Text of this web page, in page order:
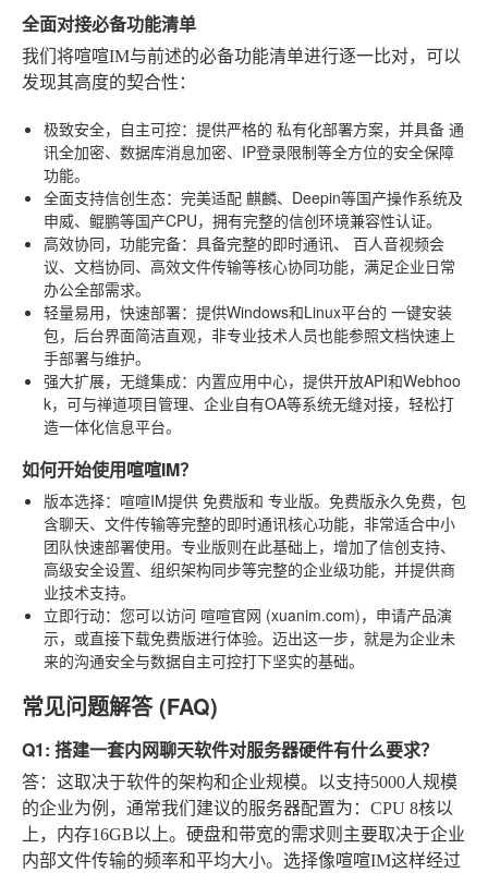
全面对接必备功能清单
我们将喧喧IM与前述的必备功能清单进行逐一比对，可以
发现其高度的契合性：
极致安全，自主可控：提供严格的 私有化部署方案，并具备 通
讯全加密、数据库消息加密、IP登录限制等全方位的安全保障
功能。
全面支持信创生态：完美适配 麒麟、Deepin等国产操作系统及
申威、鲲鹏等国产CPU，拥有完整的信创环境兼容性认证。
高效协同，功能完备：具备完整的即时通讯、 百人音视频会
议、文档协同、高效文件传输等核心协同功能，满足企业日常
办公全部需求。
轻量易用，快速部署：提供Windows和Linux平台的 一键安装
包，后台界面简洁直观，非专业技术人员也能参照文档快速上
手部署与维护。
强大扩展，无缝集成：内置应用中心，提供开放API和Webhoo
k，可与禅道项目管理、企业自有OA等系统无缝对接，轻松打
造一体化信息平台。
如何开始使用喧喧IM？
版本选择：喧喧IM提供 免费版和 专业版。免费版永久免费，包
含聊天、文件传输等完整的即时通讯核心功能，非常适合中小
团队快速部署使用。专业版则在此基础上，增加了信创支持、
高级安全设置、组织架构同步等完整的企业级功能，并提供商
业技术支持。
立即行动：您可以访问 喧喧官网 (xuanim.com)，申请产品演
示，或直接下载免费版进行体验。迈出这一步，就是为企业未
来的沟通安全与数据自主可控打下坚实的基础。
常见问题解答 (FAQ)
Q1: 搭建一套内网聊天软件对服务器硬件有什么要求？
答：这取决于软件的架构和企业规模。以支持5000人规模
的企业为例，通常我们建议的服务器配置为：CPU 8核以
上，内存16GB以上。硬盘和带宽的需求则主要取决于企业
内部文件传输的频率和平均大小。选择像喧喧IM这样经过